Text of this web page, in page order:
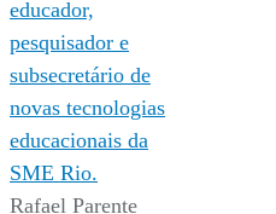
Rafael Parente